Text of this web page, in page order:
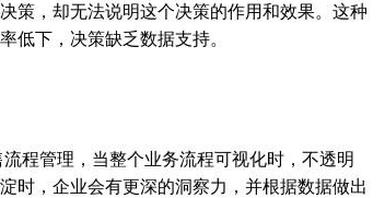
策，却无法说明这个决策的作用和效果。这种
低下，决策缺乏数据支持。
程管理，当整个业务流程可视化时，不透明
时，企业会有更深的洞察力，并根据数据做出